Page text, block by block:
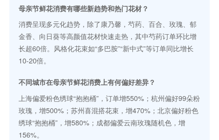
母亲节鲜花消费有哪些新趋势和热门花材？
消费呈现多元化趋势，除了康乃馨，芍药、百合、玫瑰、郁
金香、向日葵等高颜值花材快速走热，其中芍药订单环比增
长超60倍。风格化花束如“多巴胺”“新中式”等订单同比增长
10-20倍。
不同城市在母亲节鲜花消费上有何偏好差异？
上海偏爱粉色绣球“抱抱桶”，订单增550%；杭州偏好99朵粉
玫瑰，增500%；苏州喜混搭花束，增470%；北京偏好粉色
绣球“抱抱桶”，增580%；成都偏爱云南玫瑰随机色，增
156%。